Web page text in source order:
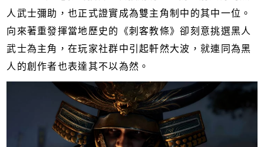
人武士彌助，也正式證實成為雙主角制中的其中一位。
向來著重發揮當地歷史的《刺客教條》卻刻意挑選黑人
武士為主角，在玩家社群中引起軒然大波，就連同為黑
人的創作者也表達其不以為然。